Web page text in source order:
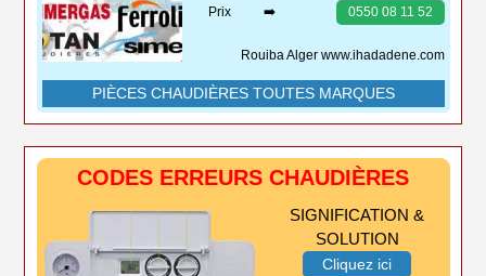
Prix ➡️ 0550 08 11 52
Rouiba Alger www.ihadadene.com
PIÈCES CHAUDIÈRES TOUTES MARQUES
CODES ERREURS CHAUDIÈRES
SIGNIFICATION &
SOLUTION
Cliquez ici